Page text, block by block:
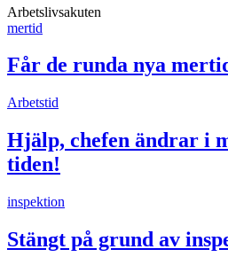
Arbetslivsakuten
mertid
Får de runda nya
Arbetstid
Hjälp, chefen ändrar i
tiden!
inspektion
Stängt på grund av